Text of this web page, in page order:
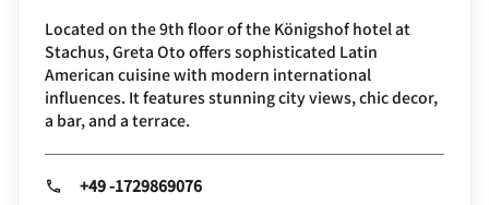
Located on the 9th floor of the Königshof hotel at
Stachus, Greta Oto offers sophisticated Latin
American cuisine with modern international
influences. It features stunning city views, chic decor,
a bar, and a terrace.
+49 -1729869076